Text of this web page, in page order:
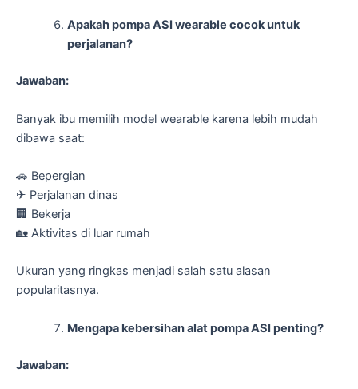
Apakah pompa ASI wearable cocok untuk
perjalanan?
Jawaban:
Banyak ibu memilih model wearable karena lebih mudah
dibawa saat:
🚗 Bepergian
✈ Perjalanan dinas
🏢 Bekerja
🏡 Aktivitas di luar rumah
Ukuran yang ringkas menjadi salah satu alasan
popularitasnya.
Mengapa kebersihan alat pompa ASI penting?
Jawaban: